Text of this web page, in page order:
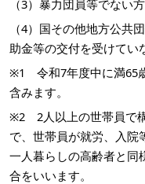
（3） 暴力団員等でない方
（4）国その他地方公共
助金等の交付を受けてい
※1 令和7年度中に満65
含みます。
※2 2人以上の世帯員で
で、世帯員が就労、入院
一人暮らしの高齢者と同
合をいいます。